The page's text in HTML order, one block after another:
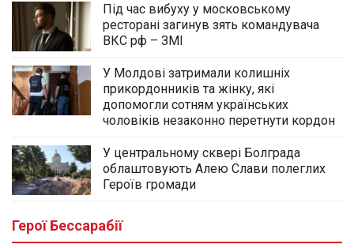
Під час вибуху у московському
ресторані загинув зять командувача
ВКС рф – ЗМІ
У Молдові затримали колишніх
прикордонників та жінку, які
допомогли сотням українських
чоловіків незаконно перетнути кордон
У центральному сквері Болграда
облаштовують Алею Слави полеглих
Героїв громади
Герої Бессарабії